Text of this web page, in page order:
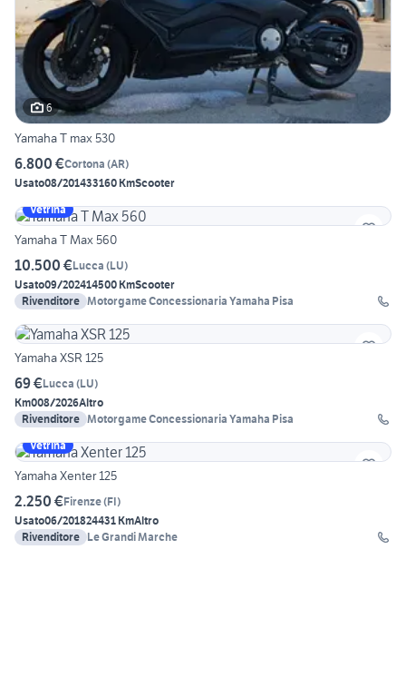
6
Yamaha T max 530
6.800 €Cortona (AR)
Usato08/201433160 KmScooter
Vetrina
Yamaha T Max 560
10.500 €Lucca (LU)
Usato09/202414500 KmScooter
Rivenditore Motorgame Concessionaria Yamaha Pisa
Yamaha XSR 125
69 €Lucca (LU)
Km008/2026Altro
Rivenditore Motorgame Concessionaria Yamaha Pisa
Vetrina
Yamaha Xenter 125
2.250 €Firenze(FI)
Usato06/201824431 KmAltro
Rivenditore Le Grandi Marche